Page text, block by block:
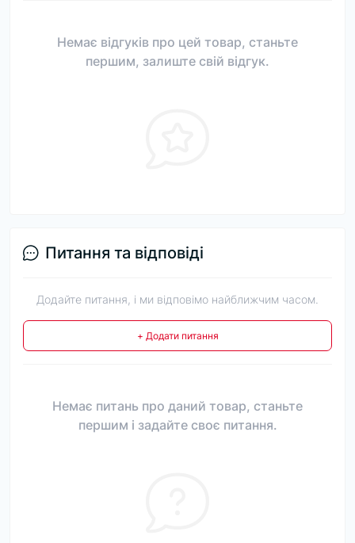
Немає відгуків про цей товар, станьте
першим, залиште свій відгук.
Питання та відповіді
Додайте питання, і ми відповімо найближчим часом.
+ Додати питання
Немає питань про даний товар, станьте
першим і задайте своє питання.